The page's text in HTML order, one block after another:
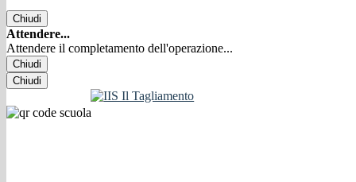
Chiudi
Attendere...
Attendere il completamento dell'operazione...
Chiudi
Chiudi